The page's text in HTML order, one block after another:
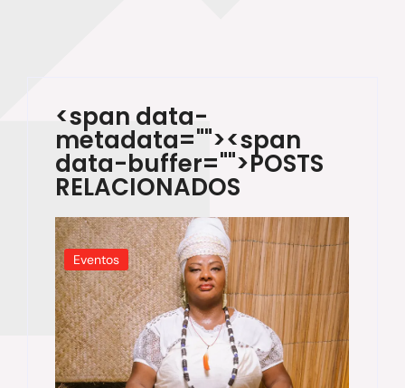
<span data-
metadata=""><span
data-buffer="">POSTS
RELACIONADOS
Eventos